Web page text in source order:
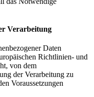
Verarbeitung
Daten
Richtlinien- und
von dem
der Verarbeitung zu
Voraussetzungen